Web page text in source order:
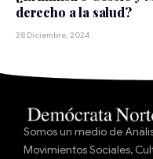
derecho a la salud?
28 Diciembre, 2024
Somos un medio de
Movimientos Sociales,